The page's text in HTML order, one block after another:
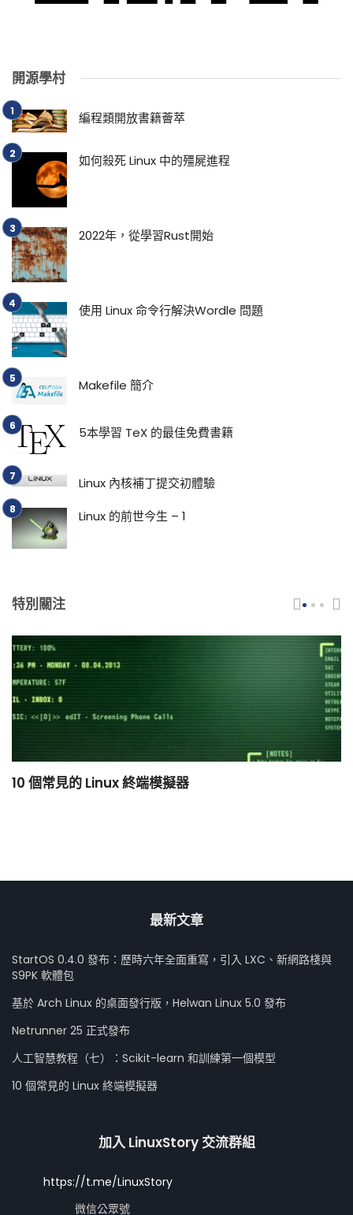
開源學村
編程類開放書籍薈萃
如何殺死 Linux 中的殭屍進程
2022年，從學習Rust開始
使用 Linux 命令行解決Wordle 問題
Makefile 簡介
5本學習 TeX 的最佳免費書籍
Linux 內核補丁提交初體驗
Linux 的前世今生 – 1
特別關注
10 個常見的 Linux 終端模擬器
最新文章
StartOS 0.4.0 發布：歷時六年全面重寫，引入 LXC、新網路棧與
S9PK 軟體包
基於 Arch Linux 的桌面發行版，Helwan Linux 5.0 發布
Netrunner 25 正式發布
人工智慧教程（七）：Scikit-learn 和訓練第一個模型
10 個常見的 Linux 終端模擬器
加入 LinuxStory 交流群組
https://t.me/LinuxStory
微信公眾號